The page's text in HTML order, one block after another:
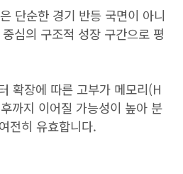
단순한 경기 반등 국면이 아니
심의 구조적 성장 구간으로 평
확장에 따른 고부가 메모리(H
까지 이어질 가능성이 높아 분
전히 유효합니다.